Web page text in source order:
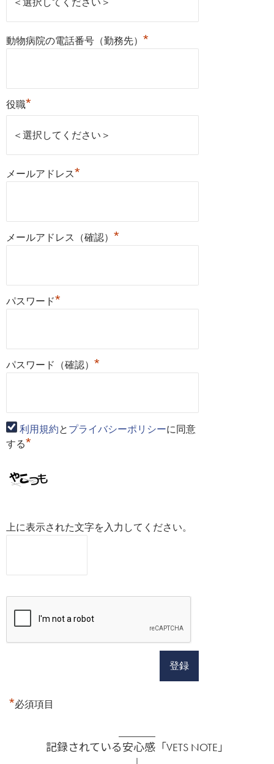
動物病院の電話番号（勤務先） *
役職*
メールアドレス*
メールアドレス（確認） *
パスワード*
パスワード（確認） *
利用規約と プライバシーポリシーに同意
する*
上に表示された文字を入力してください。
*必須項目
記録されている安心感「VETS NOTE」